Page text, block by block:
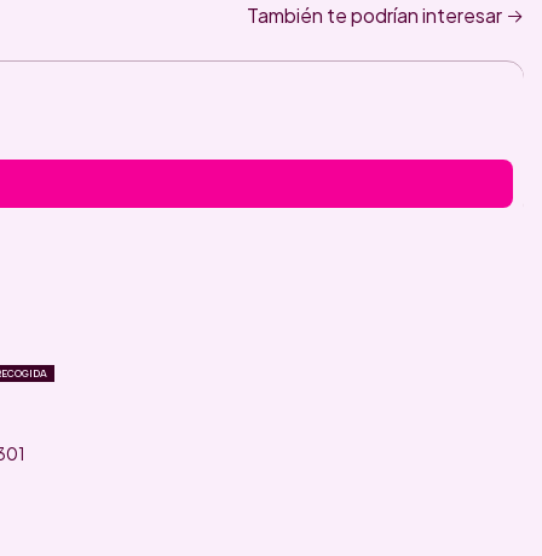
También te podrían interesar